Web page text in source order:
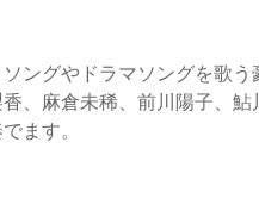
ングやドラマソングを歌う
、麻倉未稀、前川陽子、鮎
ます。